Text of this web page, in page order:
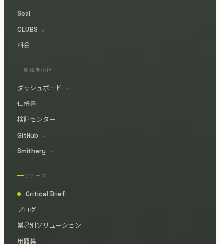
Seal
CLUBS
↗
料金
開発者向け
ダッシュボード ↗
仕様書
検証センター
GitHub
↗
Smithery ↗
リソース
●
Critical Brief
ブログ
業界別ソリューション
用語集